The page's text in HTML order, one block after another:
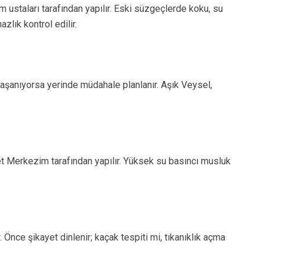
tarafından yapılır. Eski süzgeçlerde koku, su
kontrol edilir.
yerinde müdahale planlanır. Aşık Veysel,
tarafından yapılır. Yüksek su basıncı musluk
şikayet dinlenir; kaçak tespiti mi, tıkanıklık açma